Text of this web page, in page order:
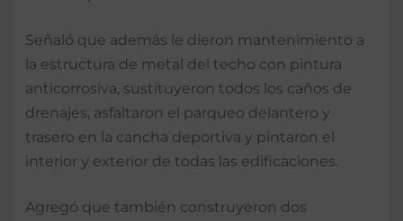
Señaló que además le dieron mantenimiento a
la estructura de metal del techo con pintura
anticorrosiva, sustituyeron todos los caños de
drenajes, asfaltaron el parqueo delantero y
trasero en la cancha deportiva y pintaron el
interior y exterior de todas las edificaciones.
Agregó que también construyeron dos